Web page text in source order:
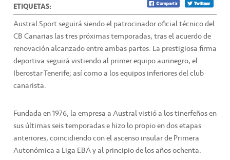
ETIQUETAS:
Austral Sport seguirá siendo el patrocinador oficial técnico del
CB Canarias las tres próximas temporadas, tras el acuerdo de
renovación alcanzado entre ambas partes. La prestigiosa firma
deportiva seguirá vistiendo al primer equipo aurinegro, el
Iberostar Tenerife; así como a los equipos inferiores del club
canarista.
Fundada en 1976, la empresa a Austral vistió a los tinerfeños en
sus últimas seis temporadas e hizo lo propio en dos etapas
anteriores, coincidiendo con el ascenso insular de Primera
Autonómica a Liga EBA y al principio de los años ochenta.